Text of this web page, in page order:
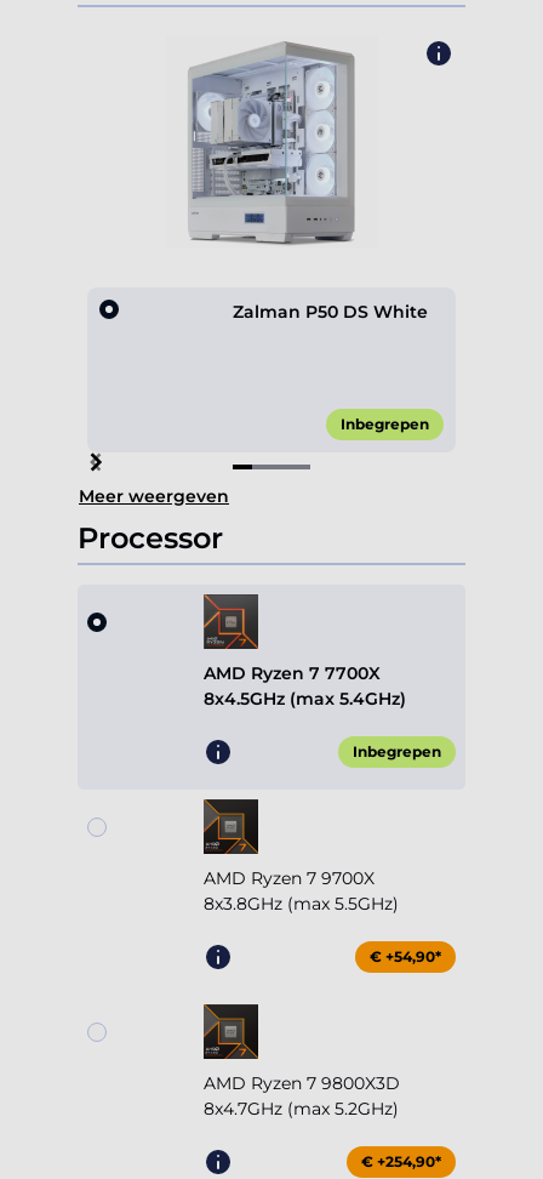
Zalman P50 DS White
Inbegrepen
Item
1
of
4
Meer weergeven
Processor
AMD Ryzen 7 7700X
8x4.5GHz (max 5.4GHz)
Inbegrepen
AMD Ryzen 7 9700X
8x3.8GHz (max 5.5GHz)
€ +54,90*
AMD Ryzen 7 9800X3D
8x4.7GHz (max 5.2GHz)
€ +254,90*